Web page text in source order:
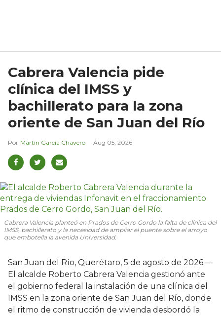
Cabrera Valencia pide
clínica del IMSS y
bachillerato para la zona
oriente de San Juan del Río
Martín García Chavero Aug 05, 2026
Cabrera Valencia planteó en Prados de Cerro Gordo la falta de clínica del
IMSS, bachillerato y la necesidad de ampliar el puente sobre el arroyo
que embotella la avenida Universidad.
San Juan del Río, Querétaro, 5 de agosto de 2026.—
El alcalde Roberto Cabrera Valencia gestionó ante
el gobierno federal la instalación de una clínica del
IMSS en la zona oriente de San Juan del Río, donde
el ritmo de construcción de vivienda desbordó la